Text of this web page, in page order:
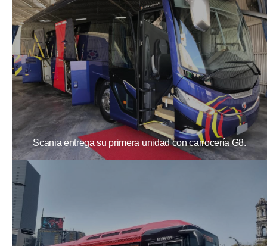
Scania entrega su primera unidad con carrocería G8.